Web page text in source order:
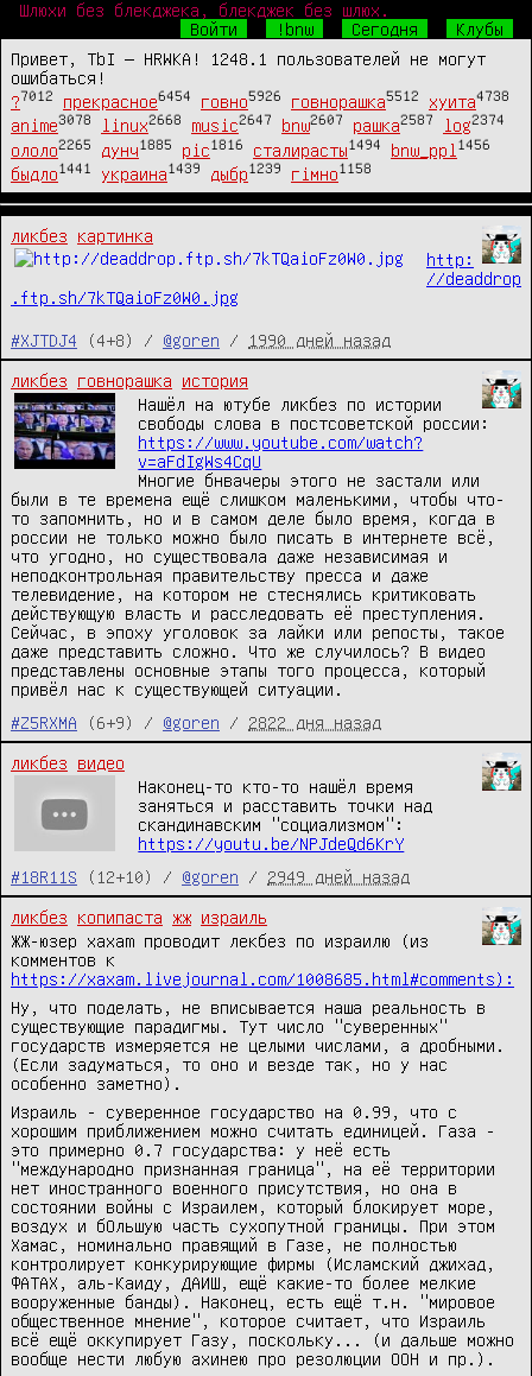
Шлюхи без блекджека, блекджек без шлюх.
Войти
!bnw Сегодня
Клубы
Привет, TbI — HRWKA! 1248.1 пользователей не могут
ошибаться!
?7012 прекрасное6454 говно5926 говнорашка5512 хуита4738
anime3078 linux2668 music2647 bnw2607 рашка2587 log2374
ололо2265 дунч1885 pic1816 сталирасты1494 bnw_ppl 1456
быдло1441 украина1439 дыбр1239 гімно1158
ликбез
картинка
http:
//deaddrop
.ftp.sh/7kTQaioFz0W0.jpg
#XJTDJ4 (4+8) / @goren / 1990 дней назад
ликбез говнорашка
история
Нашёл на ютубе ликбез по истории
свободы слова в постсоветской россии:
https://www.youtube.com/watch?
v=aFdIgWs4CqU
Многие бнвачеры этого не застали или
были в те времена ещё слишком маленькими, чтобы что-
то запомнить, но и в самом деле было время, когда в
россии не только можно было писать в интернете всё,
что угодно, но существовала даже независимая и
неподконтрольная правительству пресса и даже
телевидение, на котором не стеснялись критиковать
действующую власть и расследовать её преступления.
Сейчас, в эпоху уголовок за лайки или репосты, такое
даже представить сложно. Что же случилось? В видео
представлены основные этапы того процесса, который
привёл нас к существующей ситуации.
#Z5RXMA
(6+9) / @goren / 2822 дня назад
ликбез
видео
Наконец-то кто-то нашёл время
заняться и расставить точки над
скандинавским "социализмом":
https://youtu.be/NPJdeQd6KrY
#18R11S
(12+10) / @goren / 2949 дней назад
ликбез копипаста жж израиль
ЖЖ-юзер xaxam проводит лекбез по израилю (из
комментов к
https://xaxam.livejournal.com/1008685.html#comments):
Ну, что поделать, не вписывается наша реальность в
существующие парадигмы. Тут число "суверенных"
государств измеряется не целыми числами, а дробными.
(Если задуматься, то оно и везде так, но у нас
особенно заметно).
Израиль - суверенное государство на 0.99, что с
хорошим приближением можно считать единицей. Газа -
это примерно 0.7 государства: у неё есть
"международно признанная граница", на её территории
нет иностранного военного присутствия, но она в
состоянии войны с Израилем, который блокирует море,
воздух и бОльшую часть сухопутной границы. При этом
Хамас, номинально правящий в Газе, не полностью
контролирует конкурирующие фирмы (Исламский джихад,
ФАТАХ, аль-Каиду, ДАИШ, ещё какие-то более мелкие
вооруженные банды). Наконец, есть ещё т.н. "мировое
общественное мнение", которое считает, что Израиль
всё ещё оккупирует Газу, поскольку... (и дальше можно
вообще нести любую ахинею про резолюции ООН и пр.).